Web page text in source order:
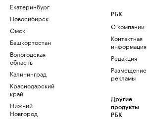
Екатеринбург
Новосибирск
Омск
Башкортостан
Вологодская
область
Калининград
Краснодарский
край
Нижний
Новгород
РБК
О компании
Контактная
информация
Редакция
Размещение
рекламы
Другие
продукты
РБК